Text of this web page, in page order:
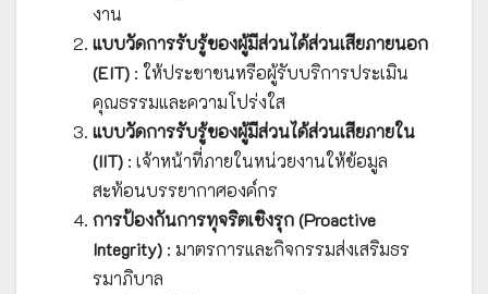
งาน
แบบวัดการรับรู้ของผู้มีส่วนได้ส่วนเสียภายนอก
(EIT) : ให้ประชาชนหรือผู้รับบริการประเมิน
คุณธรรมและความโปร่งใส
แบบวัดการรับรู้ของผู้มีส่วนได้ส่วนเสียภายใน
(IIT) : เจ้าหน้าที่ภายในหน่วยงานให้ข้อมูล
สะท้อนบรรยากาศองค์กร
การป้องกันการทุจริตเชิงรุก (Proactive
Integrity) : มาตรการและกิจกรรมส่งเสริมธร
รมาภิบาล